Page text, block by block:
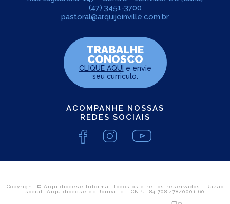
(47) 3451-3700
pastoral@arquijoinville.com.br
TRABALHE
CONOSCO
CLIQUE AQUI e envie
seu curriculo.
ACOMPANHE NOSSAS
REDES SOCIAIS
Copyright © Arquidiocese Informa. Todos os direitos reservados | Razão
social: Arquidiocese de Joinville - CNPJ: 84.708.478/0001-60